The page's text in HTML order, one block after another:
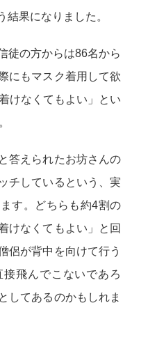
結果になりました。
徒の方からは86名から
にもマスク着用して欲
けなくてもよい」とい
答えられたお坊さんの
チしているという、実
す。どちらも約4割の
けなくてもよい」と回
侶が背中を向けて行う
飛んでこないであろ
してあるのかもしれま